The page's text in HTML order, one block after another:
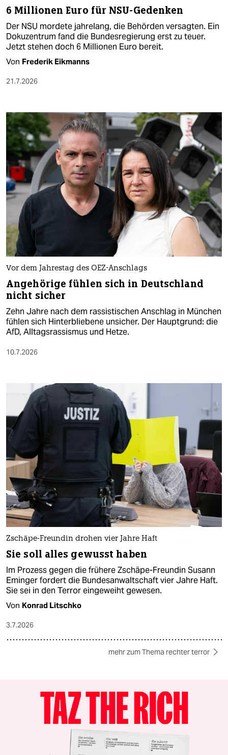
6 Millionen Euro für NSU-Gedenken
Der NSU mordete jahrelang, die Behörden versagten. Ein
Dokuzentrum fand die Bundesregierung erst zu teuer.
Jetzt stehen doch 6 Millionen Euro bereit.
Von Frederik Eikmanns
21.7.2026
Vor dem Jahrestag des OEZ-Anschlags
Angehörige fühlen sich in Deutschland
nicht sicher
Zehn Jahre nach dem rassistischen Anschlag in München
fühlen sich Hinterbliebene unsicher. Der Hauptgrund: die
AfD, Alltagsrassismus und Hetze.
10.7.2026
Zschäpe-Freundin drohen vier Jahre Haft
Sie soll alles gewusst haben
Im Prozess gegen die frühere Zschäpe-Freundin Susann
Eminger fordert die Bundesanwaltschaft vier Jahre Haft.
Sie sei in den Terror eingeweiht gewesen.
Von Konrad Litschko
3.7.2026
mehr zum Thema rechter terror